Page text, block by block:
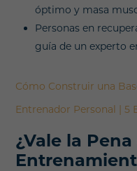
óptimo y masa
Personas en
guía de un experto
Cómo Construir una
Entrenador Personal | 5
¿Vale la Pena